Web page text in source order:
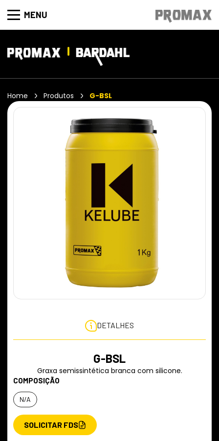
MENU
Home Produtos G-BSL
DETALHES
G-BSL
Graxa semissintética branca com silicone.
COMPOSIÇÃO
N/A
SOLICITAR FDS